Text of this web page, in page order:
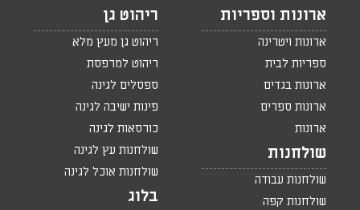
ארונות וספריות
ארונות ויטרינה
ספריות לבית
ארונות בגדים
ארונות ספרים
ארונות
שולחנות
שולחנות עבודה
שולחנות קפה
ריהוט גן
ריהוט גן מעץ מלא
ריהוט למרפסת
ספסלים לגינה
פינות ישיבה לגינה
כורסאות לגינה
שולחנות עץ לגינה
שולחנות אוכל לגינה
בלוג